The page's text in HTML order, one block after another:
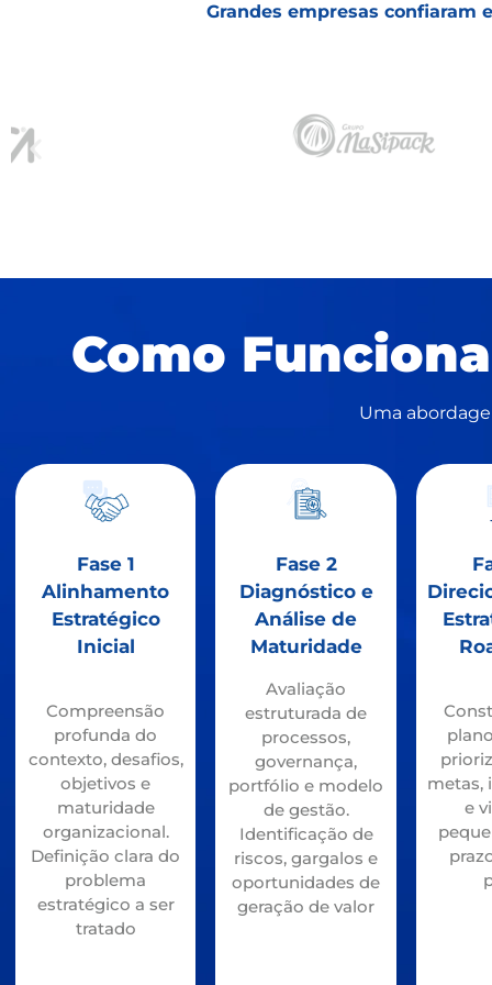
Grandes empresas confiaram
Como
Uma
Fase 1
Alinhamento
Estratégico
Inicial
Compreensão
profunda do
contexto, desafios,
objetivos e
maturidade
organizacional.
Definição clara do
problema
estratégico a ser
tratado
Fase 2
Diagnóstico e
Análise de
Maturidade
Avaliação
estruturada de
processos,
governança,
portfólio e modelo
de gestão.
Identificação de
riscos, gargalos e
oportunidades de
geração de valor
metas,
e